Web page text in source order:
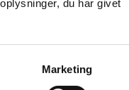
du har givet
Marketing